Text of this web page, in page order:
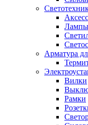
Лампы
Арматура
Вилки
Рамки